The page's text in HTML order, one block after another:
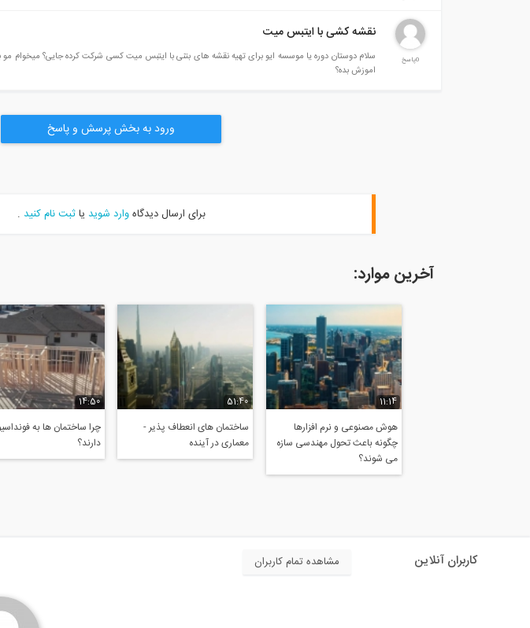
0پاسخ
نقشه کشی با ایتبس میت
سلام دوستان دوره یا موسسه ایو برای تهیه نقشه های بتنی با ایتبس میت کسی شرکت کرده جایی؟
اموزش بده؟
ورود به بخش پرسش و پاسخ
برای ارسال دیدگاهوارد شوید یاثبت نام کنید .
آخرین موارد:
11:14
هوش مصنوعی و نرم افزارها
چگونه باعث تحول مهندسی سازه
می شوند؟
51:40
ساختمان های انعطاف پذیر -
معماری در آینده
14:50
چرا ساختمان ها به
دارند؟
کاربران آنلاین مشاهده تمام کاربران